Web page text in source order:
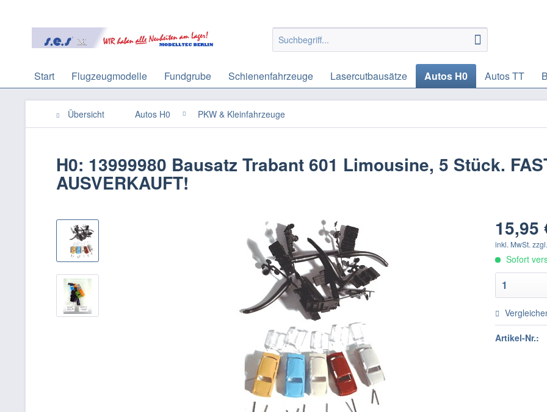
Start Flugzeugmodelle Fundgrube Schienenfahrzeuge Lasercutbausätze Autos H0 Autos TT
Übersicht Autos H0 PKW & Kleinfahrzeuge
H0: 13999980 Bausatz Trabant 601 Limousine, 5 Stück.
AUSVERKAUFT!
15,95
inkl. MwSt.
Sofort
Artikel-Nr.: